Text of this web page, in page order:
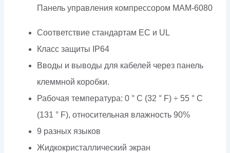
Панель управления компрессором MAM-6080
Соответствие стандартам EC и UL
Класс защиты IP64
Вводы и выводы для кабелей через панель
клеммной коробки.
Рабочая температура: 0 ° C (32 ° F) ÷ 55 ° C
(131 ° F), относительная влажность 90%
9 разных языков
Жидкокристаллический экран